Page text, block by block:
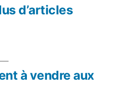
d’articles
Article
suivant :
à vendre aux